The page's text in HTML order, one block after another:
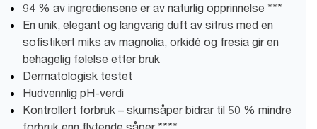
94 % av ingrediensene er av naturlig opprinnelse ***
En unik, elegant og langvarig duft av sitrus med en
sofistikert miks av magnolia, orkidé og fresia gir en
behagelig følelse etter bruk
Dermatologisk testet
Hudvennlig pH-verdi
Kontrollert forbruk – skumsåper bidrar til 50 % mindre